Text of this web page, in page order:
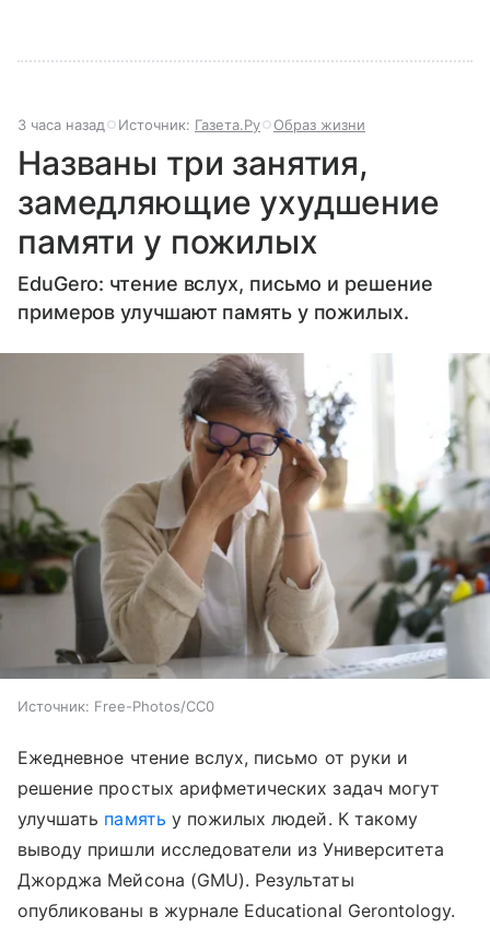
3 часа назад Источник: Газета.Ру Образ жизни
Названы три занятия,
замедляющие ухудшение
памяти у пожилых
EduGero: чтение вслух, письмо и решение
примеров улучшают память у пожилых.
Источник: Free-Photos/CC0
Ежедневное чтение вслух, письмо от руки и
решение простых арифметических задач могут
улучшать память у пожилых людей. К такому
выводу пришли исследователи из Университета
Джорджа Мейсона (GMU). Результаты
опубликованы в журнале Educational Gerontology.